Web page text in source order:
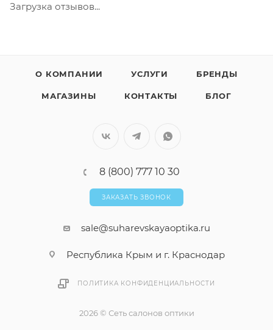
Загрузка отзывов...
О КОМПАНИИ УСЛУГИ БРЕНДЫ
МАГАЗИНЫ КОНТАКТЫ БЛОГ
8 (800) 777 10 30
ЗАКАЗАТЬ ЗВОНОК
sale@suharevskayaoptika.ru
Республика Крым и г. Краснодар
ПОЛИТИКА КОНФИДЕНЦИАЛЬНОСТИ
2026 © Сеть салонов оптики